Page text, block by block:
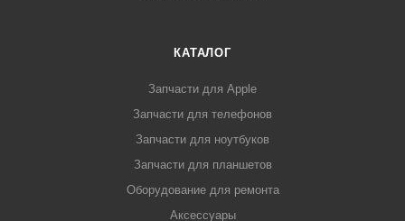
КАТАЛОГ
Запчасти для Apple
Запчасти для телефонов
Запчасти для ноутбуков
Запчасти для планшетов
Оборудование для ремонта
Аксессуары